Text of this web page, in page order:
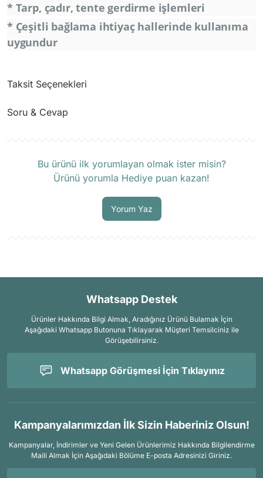
* Tarp, çadır, tente gerdirme işlemleri
* Çeşitli bağlama ihtiyaç hallerinde kullanıma
uygundur
Taksit Seçenekleri
Soru & Cevap
Bu ürünü ilk yorumlayan olmak ister misin?
Ürünü yorumla Hediye puan kazan!
Yorum Yaz
Whatsapp Destek
Ürünler Hakkında Bilgi Almak, Aradığınız Ürünü Bulamak İçin
Aşağıdaki Whatsapp Butonuna Tıklayarak Müşteri Temsilciniz ile
Görüşebilirsiniz.
Whatsapp Görüşmesi İçin Tıklayınız
Kampanyalarımızdan İlk Sizin Haberiniz Olsun!
Kampanyalar, İndirimler ve Yeni Gelen Ürünlerimiz Hakkında Bilgilendirme
Maili Almak İçin Aşağıdaki Bölüme E-posta Adresinizi Giriniz.